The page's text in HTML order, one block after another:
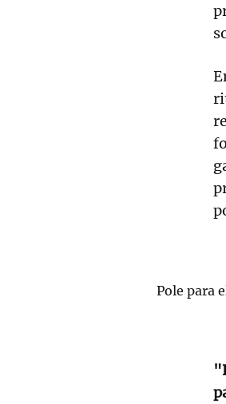
Pole para